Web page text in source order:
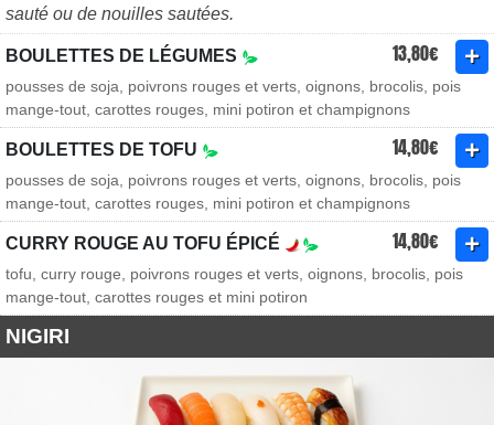
sauté ou de nouilles sautées.
BOULETTES DE LÉGUMES 13,80€
pousses de soja, poivrons rouges et verts, oignons, brocolis, pois
mange-tout, carottes rouges, mini potiron et champignons
BOULETTES DE TOFU 14,80€
pousses de soja, poivrons rouges et verts, oignons, brocolis, pois
mange-tout, carottes rouges, mini potiron et champignons
CURRY ROUGE AU TOFU ÉPICÉ 14,80€
tofu, curry rouge, poivrons rouges et verts, oignons, brocolis, pois
mange-tout, carottes rouges et mini potiron
NIGIRI